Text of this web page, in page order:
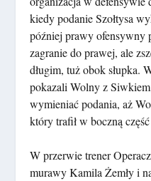
kiedy podanie Szołtysa
później prawy ofensywny
zagranie do prawej, ale
długim, tuż obok słupka.
pokazali Wolny z
wymieniać podania, aż
który trafił w boczną
W przerwie trener
murawy Kamila Żemły i